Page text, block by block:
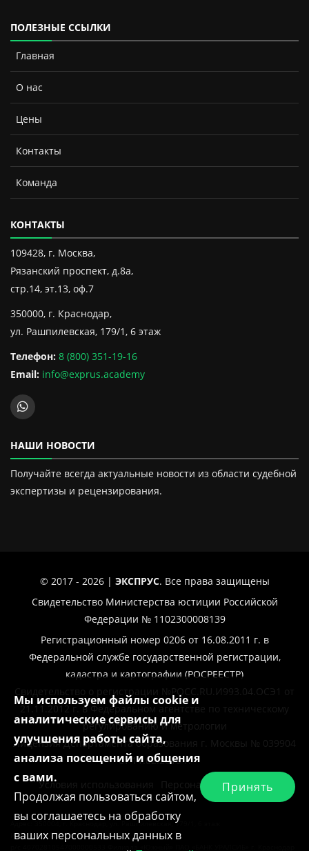
ПОЛЕЗНЫЕ ССЫЛКИ
Главная
О нас
Цены
Контакты
Команда
КОНТАКТЫ
109428, г. Москва,
Рязанский проспект, д.8а,
стр.14, эт.13, оф.7
350000, г. Краснодар,
ул. Рашпилевская, 179/1, 6 этаж
Телефон: 8 (800) 351-19-16
Email: info@exprus.academy
НАШИ НОВОСТИ
Получайте всегда актуальные новости из области судебной
экспертизы и рецензирования.
© 2017 - 2026 | ЭКСПРУС. Все права защищены
Свидетельство Министерства юстиции Российской
Федерации № 1102300008139
Регистрационный номер 0206 от 16.08.2011 г. в
Федеральной службе государственной регистрации,
кадастра и картографии (РОСРЕЕСТР)
Свидетельство о регистрации №РОСС.RU.И993.04.ОСЭ1 от
21.11.2012 г. в Федеральном агентстве по техническому
регулированию и метрологии
Лицензия Департамента образования г. Москвы № 039904
от 11.02.2019 г.
Условия использования
Персональные данные
Адрес: 350004, г. Краснодар, ул. Рашпилевская, 179/1, 6 этаж
ИНН 2308248350, КПП 230801001
Мы используем файлы cookie и
аналитические сервисы для
улучшения работы сайта,
анализа посещений и общения
с вами.
Продолжая пользоваться сайтом,
вы соглашаетесь на обработку
ваших персональных данных в
Принять